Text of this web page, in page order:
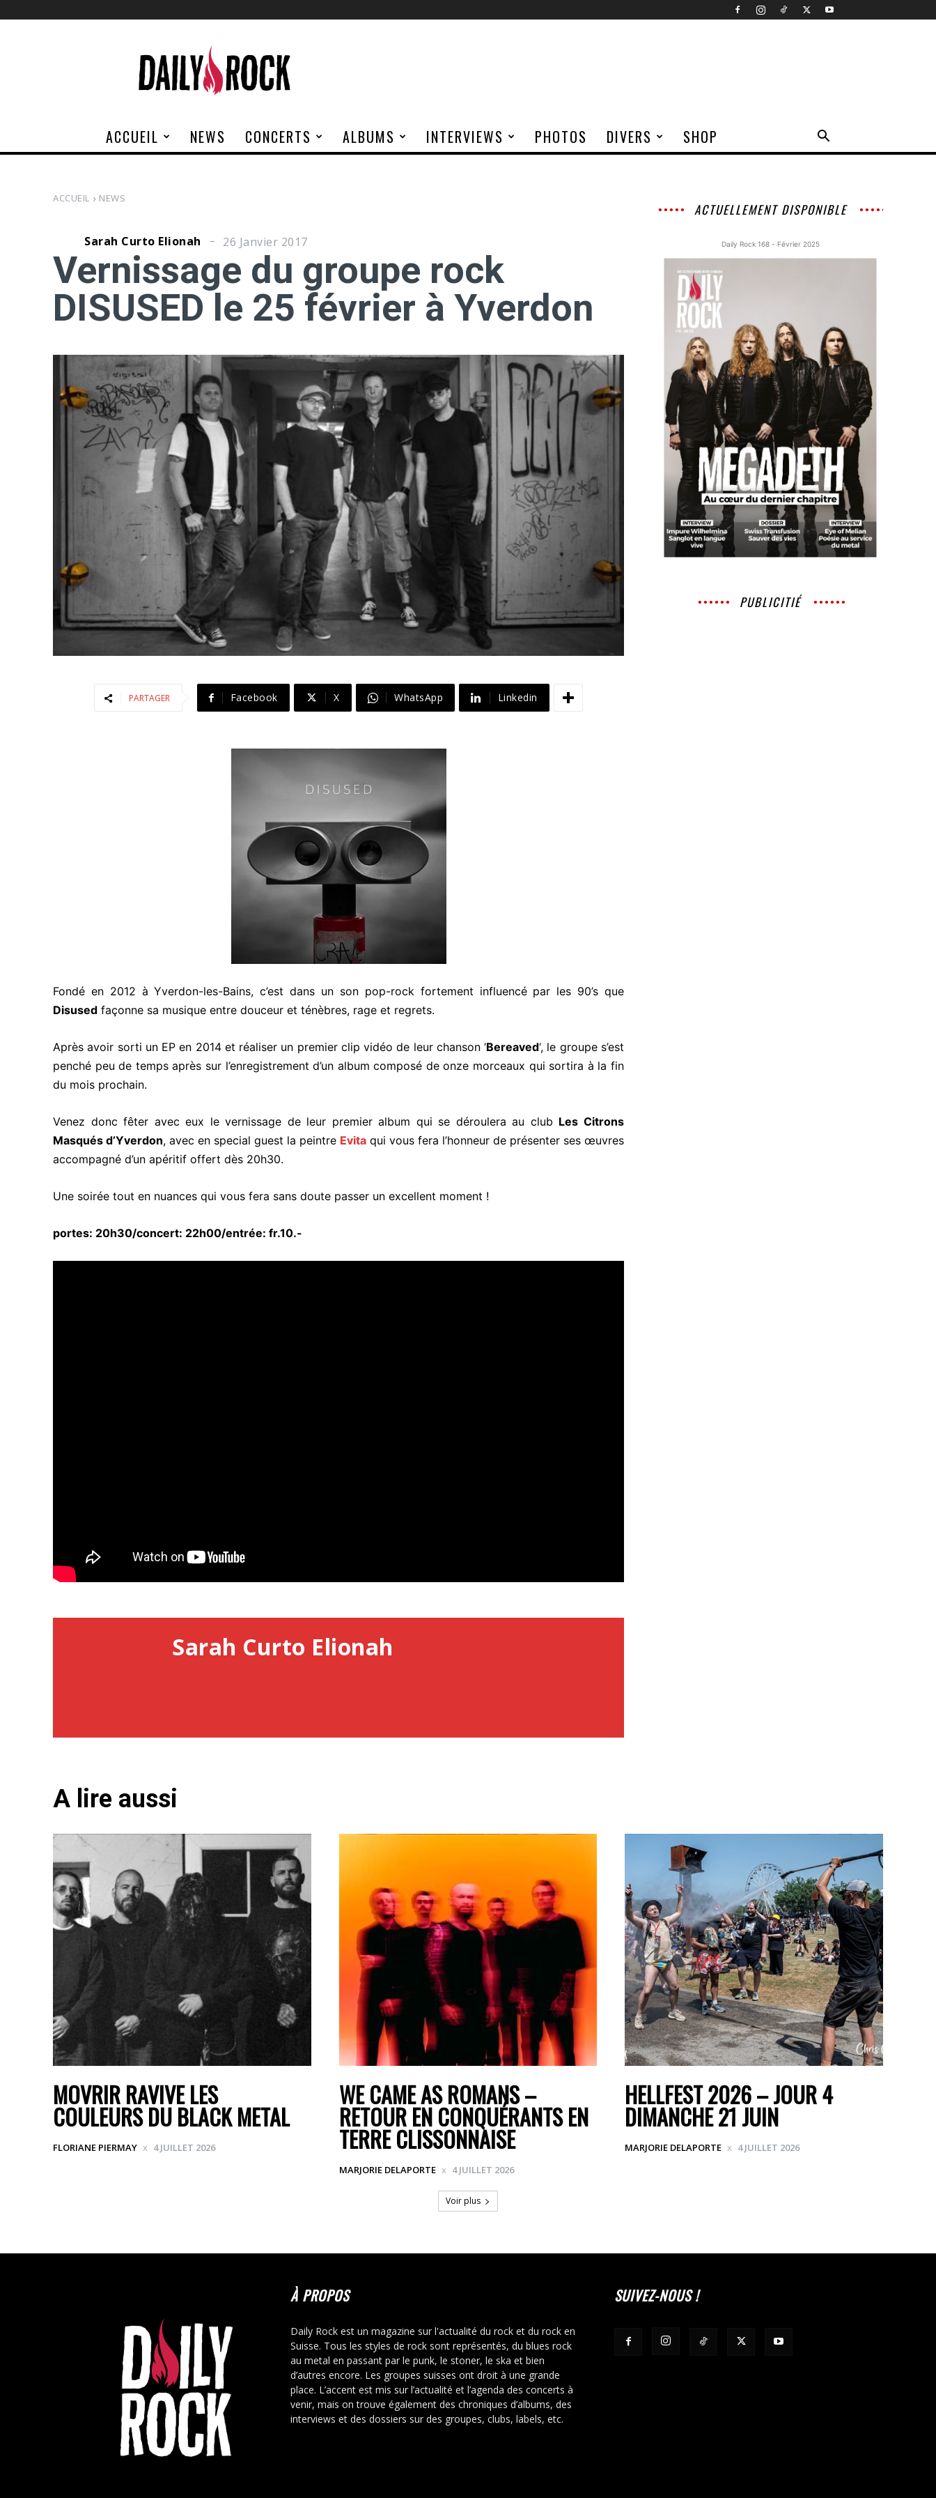
Rock
ACCUEIL NEWS CONCERTS ALBUMS INTERVIEWS PHOTOS DIVERS SHOP
ACCUEIL NEWS
Sarah Curto Elionah 26 Janvier 2017
Vernissage du groupe rock
DISUSED le 25 février à Yverdon
PARTAGER Facebook X WhatsApp Linkedin
Fondé en 2012 à Yverdon-les-Bains, c’est dans un son pop-rock fortement influencé par les 90’s que
Disused façonne sa musique entre douceur et ténèbres, rage et regrets.
Après avoir sorti un EP en 2014 et réaliser un premier clip vidéo de leur chanson ‘Bereaved‘, le groupe s’est
penché peu de temps après sur l’enregistrement d’un album composé de onze morceaux qui sortira à la fin
du mois prochain.
Venez donc fêter avec eux le vernissage de leur premier album qui se déroulera au club Les Citrons
Masqués d’Yverdon, avec en special guest la peintre Evita qui vous fera l’honneur de présenter ses œuvres
accompagné d’un apéritif offert dès 20h30.
Une soirée tout en nuances qui vous fera sans doute passer un excellent moment !
portes: 20h30/concert: 22h00/entrée: fr.10.-
Sarah Curto Elionah
ACTUELLEMENT DISPONIBLE
Daily Rock 168 - Février 2025
PUBLICITIÉ
A lire aussi
MOVRIR RAVIVE LES
COULEURS DU BLACK METAL
FLORIANE PIERMAY 4 JUILLET 2026
WE CAME AS ROMANS –
RETOUR EN CONQUÉRANTS EN
TERRE CLISSONNAISE
MARJORIE DELAPORTE 4 JUILLET 2026
HELLFEST 2026 – JOUR 4
DIMANCHE 21 JUIN
MARJORIE DELAPORTE 4 JUILLET 2026
Voir plus
À PROPOS
Daily Rock est un magazine sur l'actualité du rock et du rock en
Suisse. Tous les styles de rock sont représentés, du blues rock
au metal en passant par le punk, le stoner, le ska et bien
d’autres encore. Les groupes suisses ont droit à une grande
place. L’accent est mis sur l’actualité et l’agenda des concerts à
venir, mais on trouve également des chroniques d’albums, des
interviews et des dossiers sur des groupes, clubs, labels, etc.
SUIVEZ-NOUS !